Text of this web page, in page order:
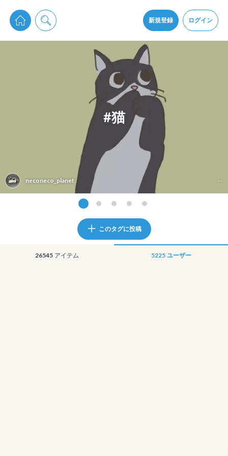
新規登録 ログイン
pixiv Sketchは2024年5月28日付で プライパシーポリシーを改定しました。
通知を受け取るにはここをクリックします
pixiv Sketchアプリでさらに快適に！
アプリをインストール
#猫
neconeco_planet --
このタグに投稿
26545 アイテム 5225 ユーザー